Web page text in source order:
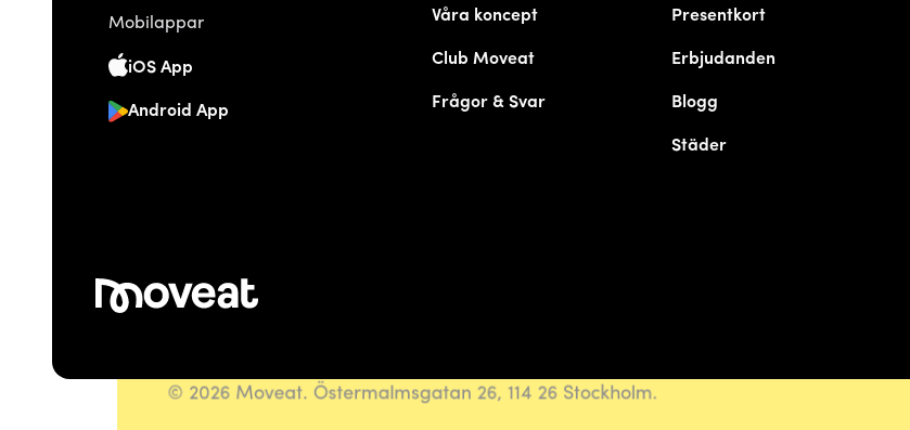
Mobilappar
iOS App
Android App
Våra koncept
Club Moveat
Frågor & Svar
Presentkort
Erbjudanden
Blogg
Städer
© 2026 Moveat. Östermalmsgatan 26, 114 26 Stockholm.